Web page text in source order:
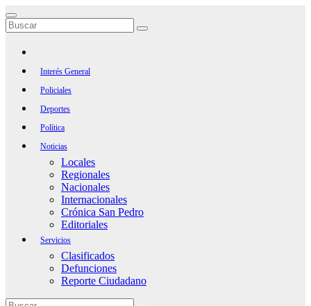
Saltar
al
contenido
Interés General
Policiales
Deportes
Política
Noticias
Locales
Regionales
Nacionales
Internacionales
Crónica San Pedro
Editoriales
Servicios
Clasificados
Defunciones
Reporte Ciudadano